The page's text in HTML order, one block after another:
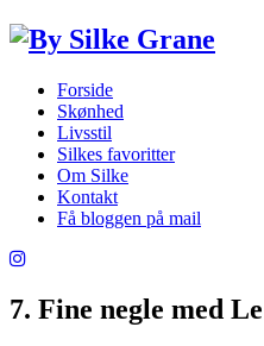
Forside
Skønhed
Livsstil
Silkes favoritter
Om Silke
Kontakt
Få bloggen på mail
7. Fine negle med